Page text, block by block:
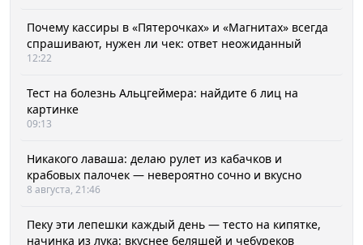
Почему кассиры в «Пятерочках» и «Магнитах» всегда
спрашивают, нужен ли чек: ответ неожиданный
12:22
Тест на болезнь Альцгеймера: найдите 6 лиц на
картинке
09:13
Никакого лаваша: делаю рулет из кабачков и
крабовых палочек — невероятно сочно и вкусно
8 августа, 21:46
Пеку эти лепешки каждый день — тесто на кипятке,
начинка из лука: вкуснее беляшей и чебуреков